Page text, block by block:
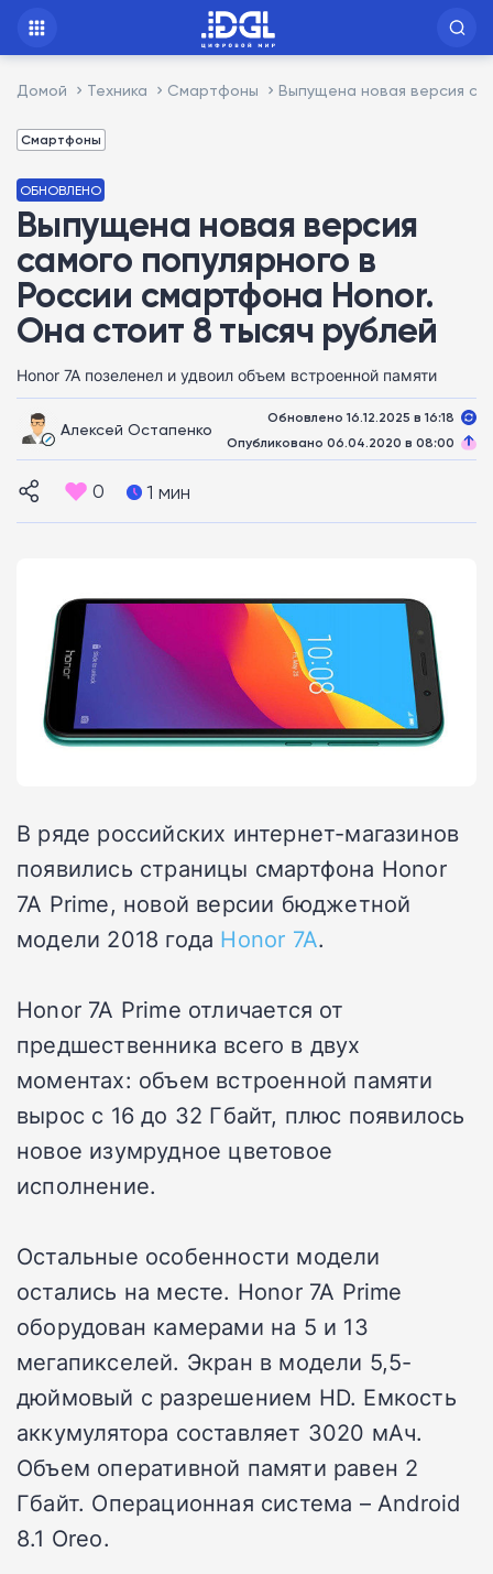
Домой Техника Смартфоны Выпущена новая версия
Смартфоны
ОБНОВЛЕНО
Выпущена новая версия
самого популярного в
России смартфона Honor.
Она стоит 8 тысяч рублей
Honor 7A позеленел и удвоил объем встроенной памяти
Алексей Остапенко
Обновлено 16.12.2025 в 16:18
Опубликовано 06.04.2020 в 08:00
0 1 мин
В ряде российских интернет-магазинов
появились страницы смартфона Honor
7A Prime, новой версии бюджетной
модели 2018 года Honor 7A.
Honor 7A Prime отличается от
предшественника всего в двух
моментах: объем встроенной памяти
вырос с 16 до 32 Гбайт, плюс появилось
новое изумрудное цветовое
исполнение.
Остальные особенности модели
остались на месте. Honor 7A Prime
оборудован камерами на 5 и 13
мегапикселей. Экран в модели 5,5-
дюймовый с разрешением HD. Емкость
аккумулятора составляет 3020 мАч.
Объем оперативной памяти равен 2
Гбайт. Операционная система – Android
8.1 Oreo.